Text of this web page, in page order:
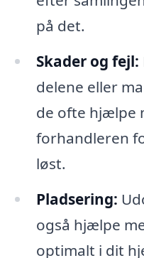
på det.
Skader og fejl:
delene eller
de ofte hjælpe
forhandleren
løst.
Pladsering:
også hjælpe
optimalt i dit